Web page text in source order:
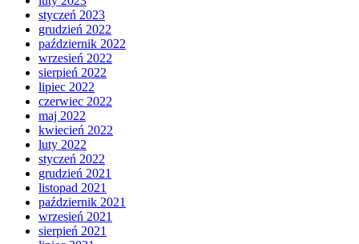
styczeń 2023
grudzień 2022
październik 2022
wrzesień 2022
sierpień 2022
lipiec 2022
czerwiec 2022
maj 2022
kwiecień 2022
luty 2022
styczeń 2022
grudzień 2021
listopad 2021
październik 2021
wrzesień 2021
sierpień 2021